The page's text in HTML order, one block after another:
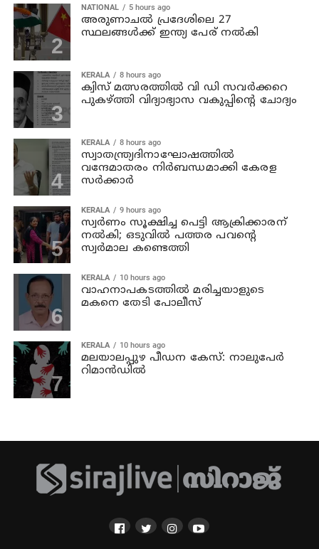
NATIONAL 5 hours ago
അരുണാചല്‍ പ്രദേശിലെ 27
സ്ഥലങ്ങള്‍ക്ക് ഇന്ത്യ പേര് നല്‍കി
KERALA 8 hours ago
ക്വിസ് മത്സരത്തില്‍ വി ഡി സവര്‍ക്കറെ
പുകഴ്ത്തി വിദ്യാഭ്യാസ വകുപ്പിന്റെ ചോദ്യം
KERALA 8 hours ago
സ്വാതന്ത്ര്യദിനാഘോഷത്തില്‍
വന്ദേമാതരം നിര്‍ബന്ധമാക്കി കേരള
സര്‍ക്കാര്‍
KERALA 9 hours ago
സ്വര്‍ണം സൂക്ഷിച്ച പെട്ടി ആക്രിക്കാരന്
നല്‍കി; ഒടുവില്‍ പത്തര പവന്റെ
സ്വര്‍മാല കണ്ടെത്തി
KERALA 10 hours ago
വാഹനാപകടത്തില്‍ മരിച്ചയാളുടെ
മകനെ തേടി പോലീസ്
KERALA 10 hours ago
മലയാലപ്പുഴ പീഡന കേസ്: നാലുപേര്‍
റിമാന്‍ഡില്‍